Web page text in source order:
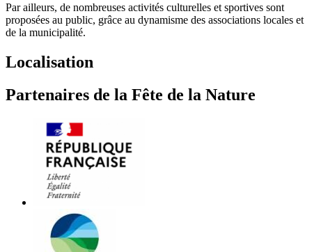
Par ailleurs, de nombreuses activités culturelles et sportives sont
proposées au public, grâce au dynamisme des associations locales et
de la municipalité.
Localisation
Partenaires de la Fête de la Nature